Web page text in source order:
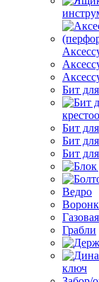
Бит
Бит
Бит
Бит
Ведро
Грабли
ключ